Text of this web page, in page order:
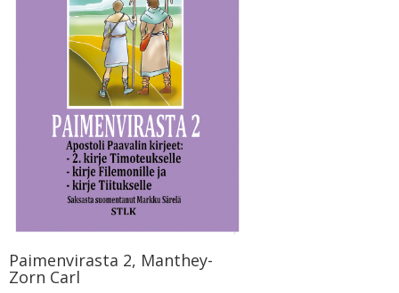
Paimenvirasta 2, Manthey-
Zorn Carl